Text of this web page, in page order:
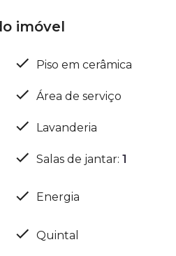
imóvel
Piso em cerâmica
Área de serviço
Lavanderia
Salas de jantar: 1
Energia
Quintal